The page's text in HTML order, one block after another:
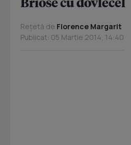
Rețetă de Florence Margarit
Publicat: 05 Martie 2014, 14:40